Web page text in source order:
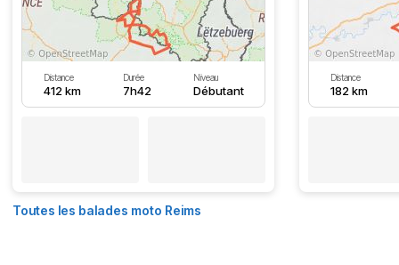
Distance
412 km
Durée
7h42
Niveau
Débutant
Distance
182 km
Toutes les balades moto Reims